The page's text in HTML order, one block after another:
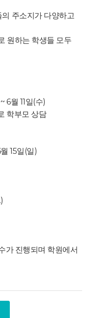
의 주소지가 다양하고
하는 학생들 모두
6월 11일(수)
학부모 상담
15일(일)
가 진행되며 학원에서